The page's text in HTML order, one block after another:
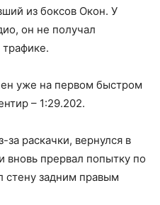
из боксов Окон. У
он не получал
уже на первом быстром
– 1:29.202.
раскачки, вернулся в
вновь прервал попытку по
задним правым